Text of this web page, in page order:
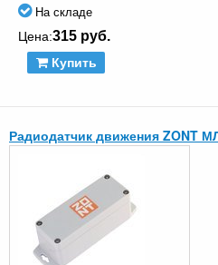
На складе
Цена:315 руб.
Купить
Радиодатчик движения ZONT